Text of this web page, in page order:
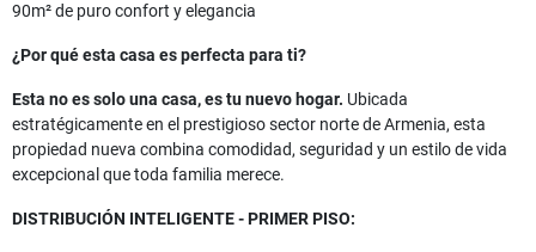
90m² de puro confort y elegancia
¿Por qué esta casa es perfecta para ti?
Esta no es solo una casa, es tu nuevo hogar. Ubicada
estratégicamente en el prestigioso sector norte de Armenia, esta
propiedad nueva combina comodidad, seguridad y un estilo de vida
excepcional que toda familia merece.
DISTRIBUCIÓN INTELIGENTE - PRIMER PISO: